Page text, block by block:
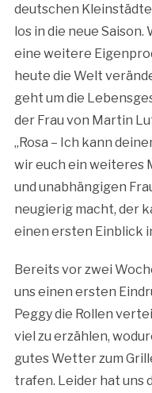
deutschen
los in die neue
eine weitere
heute die Welt
geht um die
der Frau von Martin
„Rosa – Ich kann
wir euch ein weiteres
und unabhängigen
neugierig macht, der
einen ersten Einblick
Bereits vor zwei
uns einen ersten
Peggy die Rollen
viel zu erzählen,
gutes Wetter zum
trafen. Leider hat uns